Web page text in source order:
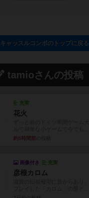
キャッスルコンボのトップに戻る
tamioさんの投稿
充実
花火
約5時間前
画像付き 充実
彦根カロム